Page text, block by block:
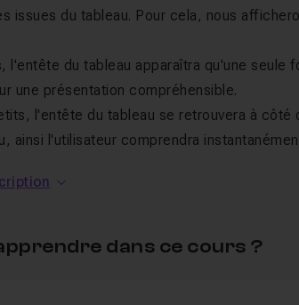
issues du tableau. Pour cela, nous
l'entête du tableau apparaîtra qu'une
une présentation compréhensible.
l'entête du tableau se retrouvera à
ainsi l'utilisateur comprendra
les connaissances utilisées dans ce
dans ce cours ?